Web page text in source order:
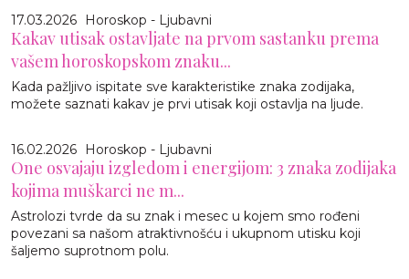
17.03.2026 Horoskop - Ljubavni
Kakav utisak ostavljate na prvom sastanku prema
vašem horoskopskom znaku...
Kada pažljivo ispitate sve karakteristike znaka zodijaka,
možete saznati kakav je prvi utisak koji ostavlja na ljude.
16.02.2026 Horoskop - Ljubavni
One osvajaju izgledom i energijom: 3 znaka zodijaka
kojima muškarci ne m...
Astrolozi tvrde da su znak i mesec u kojem smo rođeni
povezani sa našom atraktivnošću i ukupnom utisku koji
šaljemo suprotnom polu.